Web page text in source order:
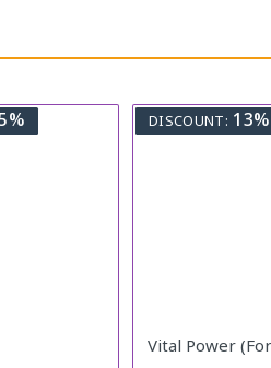
DISCOUNT: 13%